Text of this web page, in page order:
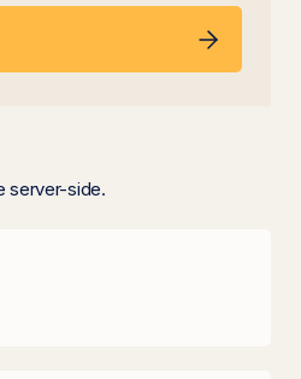
server-side.